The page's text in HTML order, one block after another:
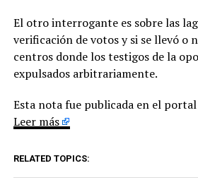
El otro interrogante es sobre las
verificación de votos y si se llevó o
centros donde los testigos de la
expulsados arbitrariamente.
Esta nota fue publicada en el
Leer más
RELATED TOPICS: